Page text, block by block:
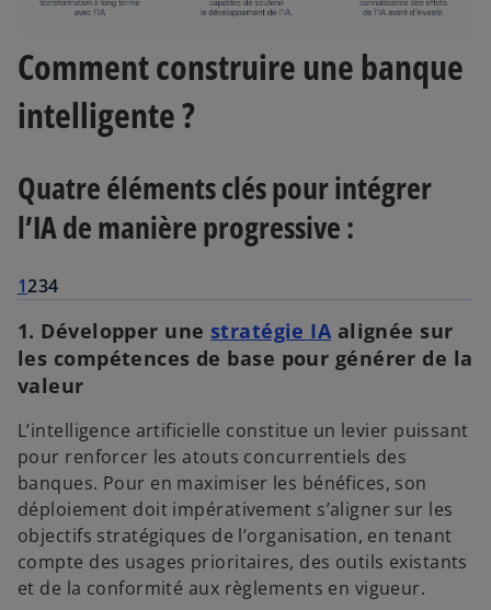
Comment construire une banque
intelligente ?
Quatre éléments clés pour intégrer
l’IA de manière progressive :
1234
1. Développer une stratégie IAalignée sur
les compétences de base pour générer de la
valeur
L’intelligence artificielle constitue un levier puissant
pour renforcer les atouts concurrentiels des
banques. Pour en maximiser les bénéfices, son
déploiement doit impérativement s’aligner sur les
objectifs stratégiques de l’organisation, en tenant
compte des usages prioritaires, des outils existants
et de la conformité aux règlements en vigueur.